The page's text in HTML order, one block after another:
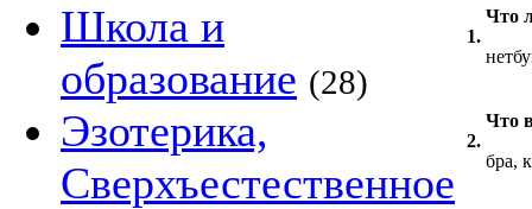
Школа и
образование (28)
Эзотерика,
Сверхъестественное
1.
Что
2.
Что
бра,